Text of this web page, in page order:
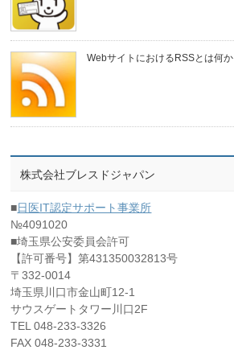
WebサイトにおけるRSSとは何か
株式会社ブレスドジャパン
■日医IT認定サポート事業所
№4091020
■埼玉県公安委員会許可
【許可番号】第431350032813号
〒332-0014
埼玉県川口市金山町12-1
サウスゲートタワー川口2F
TEL 048-233-3326
FAX 048-233-3331